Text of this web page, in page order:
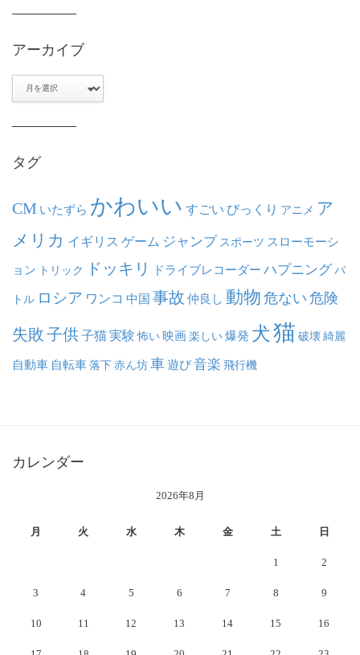
アーカイブ
タグ
CM いたずら かわいい すごい びっくり アニメ ア
メリカ イギリス ゲーム ジャンプ スポーツ スローモーシ
ョン トリック ドッキリ ドライブレコーダー ハプニング バ
トル ロシア ワンコ 中国 事故 仲良し 動物 危ない 危険
失敗子供子猫実験 怖い映画楽しい爆発 犬猫 破壊綺麗
自動車 自転車落下赤ん坊車遊び音楽 飛行機
カレンダー
2026年8月
月 火 水 木 金 土 日
1 2
3 4 5 6 7 8 9
10 11 12 13 14 15 16